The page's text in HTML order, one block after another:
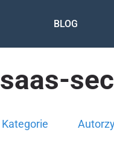
BLOG
saas-
Kategorie